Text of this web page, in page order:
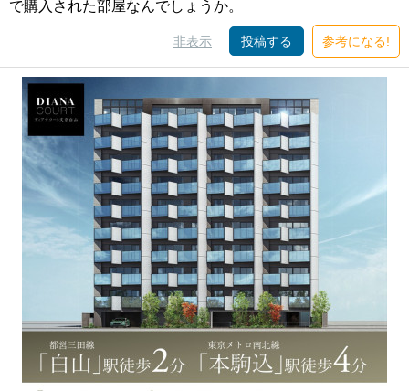
で購入された部屋なんでしょうか。
非表示 投稿する 参考になる!